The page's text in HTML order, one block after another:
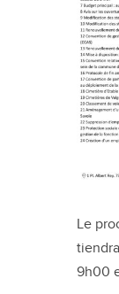
Le
9h00